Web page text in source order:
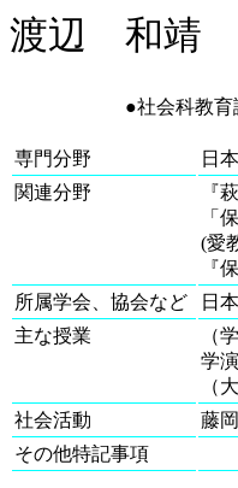
渡辺 和靖
●社会科
専門分野
日
関連分野
『
「
(愛
『
所属学会、協会など
日
主な授業
（
学
（
社会活動
藤
その他特記事項